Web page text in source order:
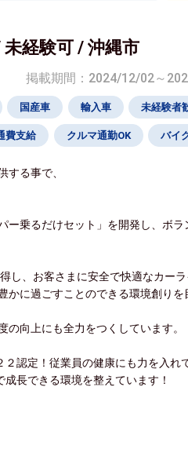
経験可 / 沖縄市
掲載期間：2024/12/02～
国産車 輸入車 未経験者
費支給 クルマ通勤OK バイ
する事で、
ー乗るだけセット」を開発し、ボ
し、お客さまに安全で快適なカー
かに過ごすことのできる環境創りを
向上にも全力をつくしています。
認定！従業員の健康にも力を入れ
長できる環境を整えています！